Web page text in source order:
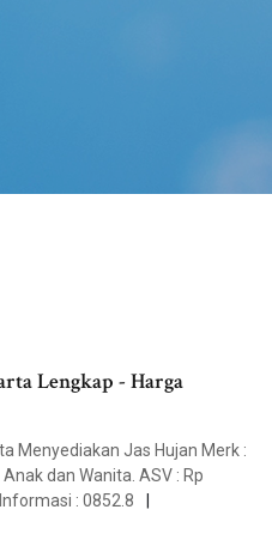
Lengkap - Harga
Menyediakan Jas Hujan Merk :
dan Wanita. ASV : Rp
: 0852.8